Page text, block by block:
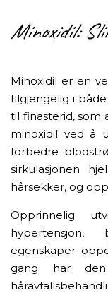
Minoxidil:
Minoxidil er en
tilgjengelig i
til finasterid, som
minoxidil ved å
forbedre
sirkulasjonen
hårsekker, og
Opprinnelig
hypertensjon,
egenskaper
gang har